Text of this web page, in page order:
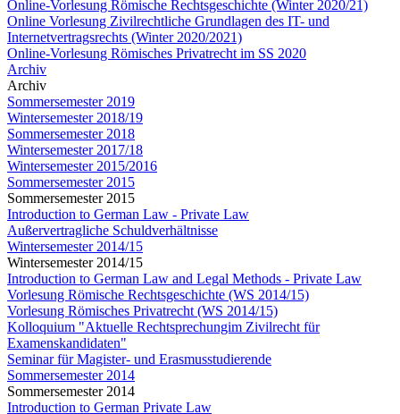
Online-Vorlesung Römische Rechtsgeschichte (Winter 2020/21)
Online Vorlesung Zivilrechtliche Grundlagen des IT- und
Internetvertragsrechts (Winter 2020/2021)
Online-Vorlesung Römisches Privatrecht im SS 2020
Archiv
Archiv
Sommersemester 2019
Wintersemester 2018/19
Sommersemester 2018
Wintersemester 2017/18
Wintersemester 2015/2016
Sommersemester 2015
Sommersemester 2015
Introduction to German Law - Private Law
Außervertragliche Schuldverhältnisse
Wintersemester 2014/15
Wintersemester 2014/15
Introduction to German Law and Legal Methods - Private Law
Vorlesung Römische Rechtsgeschichte (WS 2014/15)
Vorlesung Römisches Privatrecht (WS 2014/15)
Kolloquium "Aktuelle Rechtsprechungim Zivilrecht für
Examenskandidaten"
Seminar für Magister- und Erasmusstudierende
Sommersemester 2014
Sommersemester 2014
Introduction to German Private Law